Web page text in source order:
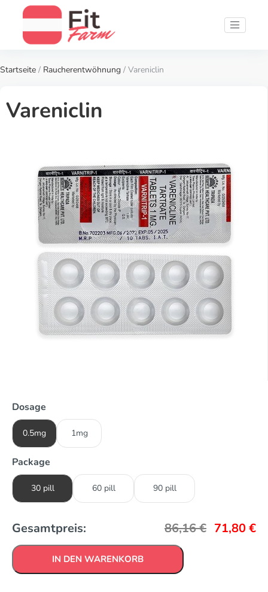
Startseite / Raucherentwöhnung / Vareniclin
Vareniclin
Dosage
0.5mg 1mg
Package
30 pill 60 pill 90 pill
Gesamtpreis: 86,16€ 71,80€
IN DEN WARENKORB